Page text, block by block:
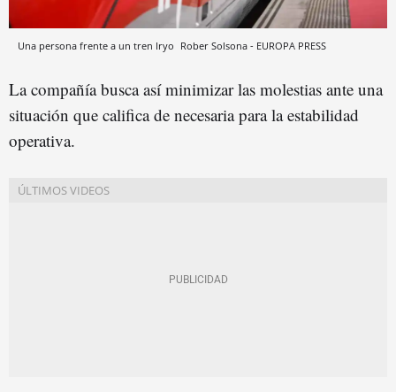
Una persona frente a un tren Iryo Rober Solsona - EUROPA PRESS
La compañía busca así minimizar las molestias ante una
situación que califica de necesaria para la estabilidad
operativa.